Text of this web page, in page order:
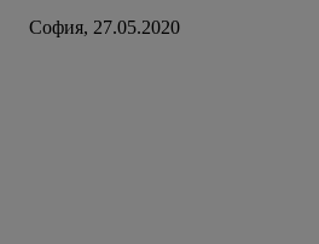
София, 27.05.2020